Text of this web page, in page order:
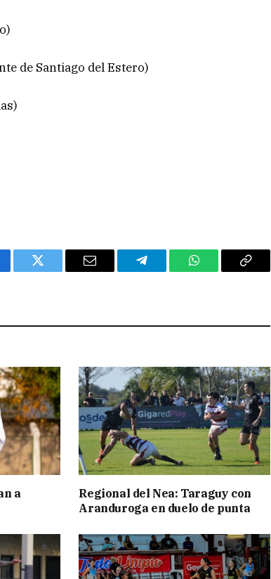
de Santiago del Estero)
Twitter Email Telegram WhatsAppCopy
a
Regional del Nea: Taraguy con
Aranduroga en duelo de punta